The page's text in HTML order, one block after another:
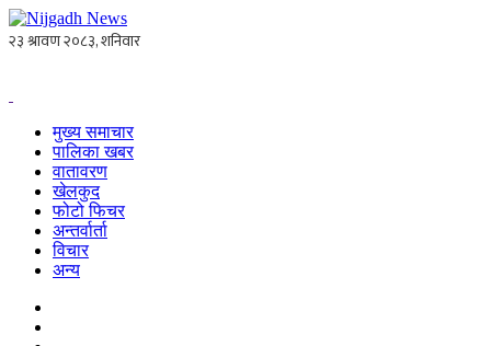
मुख्य समाचार
पालिका खबर
वातावरण
खेलकुद
फोटो फिचर
अन्तर्वार्ता
विचार
अन्य